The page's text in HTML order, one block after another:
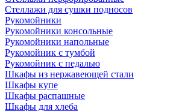
Стеллажи для сушки подносов
Рукомойники
Рукомойники консольные
Рукомойники напольные
Рукомойник с тумбой
Рукомойник с педалью
Шкафы из нержавеющей стали
Шкафы купе
Шкафы распашные
Шкафы для хлеба